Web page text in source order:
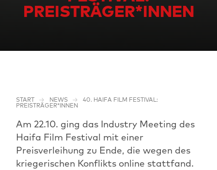
PREISTRÄGER*INNEN
START NEWS
40. HAIFA FILM FESTIVAL:
PREISTRÄGER*INNEN
Am 22.10. ging das Industry Meeting des
Haifa Film Festival mit einer
Preisverleihung zu Ende, die wegen des
kriegerischen Konflikts online stattfand.